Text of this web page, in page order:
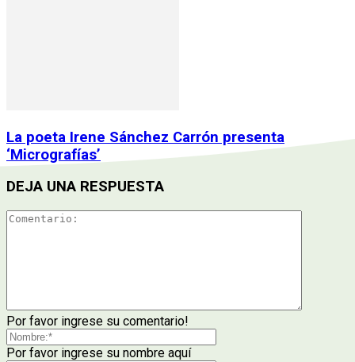
La poeta Irene Sánchez Carrón presenta
‘Micrografías’
DEJA UNA RESPUESTA
Por favor ingrese su comentario!
Por favor ingrese su nombre aquí